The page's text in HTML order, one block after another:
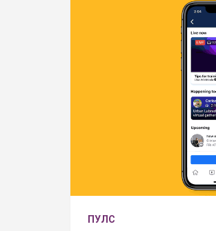
ПУЛС